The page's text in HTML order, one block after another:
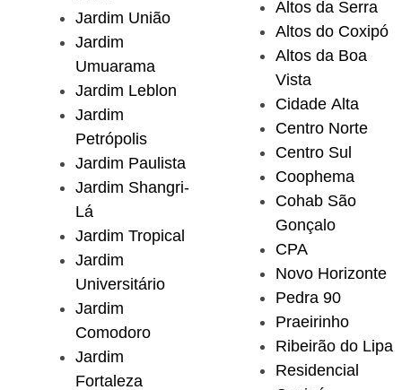
Jardim União
Jardim
Umuarama
Jardim Leblon
Jardim
Petrópolis
Jardim Paulista
Jardim Shangri-
Lá
Jardim Tropical
Jardim
Universitário
Jardim
Comodoro
Jardim
Fortaleza
Altos da Serra
Altos do Coxipó
Altos da Boa
Vista
Cidade Alta
Centro Norte
Centro Sul
Coophema
Cohab São
Gonçalo
CPA
Novo Horizonte
Pedra 90
Praeirinho
Ribeirão do Lipa
Residencial